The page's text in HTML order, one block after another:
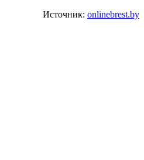
Источник: onlinebrest.by